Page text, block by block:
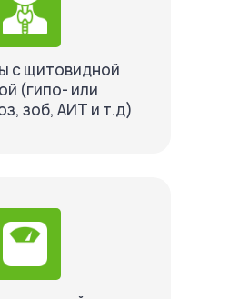
с щитовидной
(гипо- или
зоб, АИТ и т.д)